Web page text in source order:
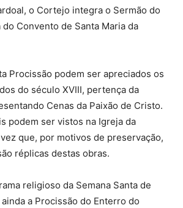
o Cortejo integra o Sermão do
do Convento de Santa Maria da
Procissão podem ser apreciados os
do século XVIII, pertença da
Cenas da Paixão de Cristo.
podem ser vistos na Igreja da
que, por motivos de preservação,
réplicas destas obras.
religioso da Semana Santa de
a Procissão do Enterro do